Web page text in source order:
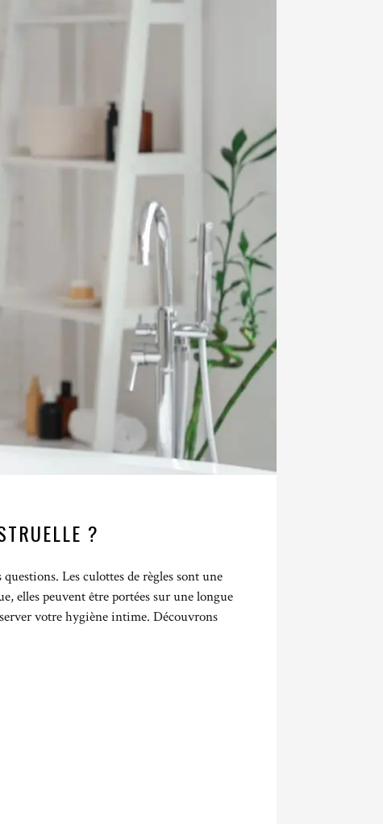
?
Les culottes de règles sont une
elles peuvent être portées sur une longue
votre hygiène intime. Découvrons